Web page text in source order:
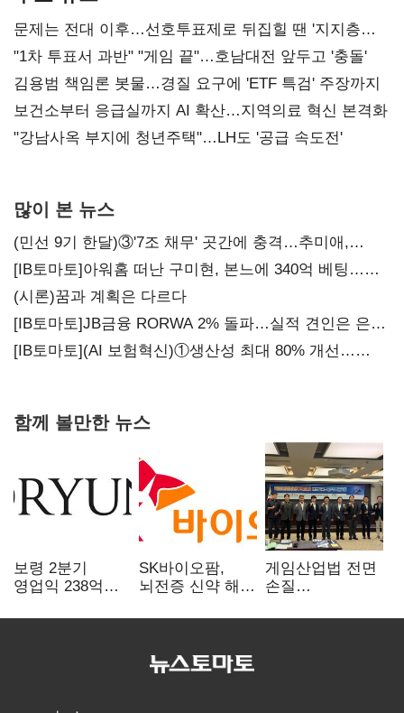
문제는 전대 이후…선호투표제로 뒤집힐 땐 '지지층
불복'
"1차 투표서 과반" "게임 끝"…호남대전 앞두고 '충돌'
김용범 책임론 봇물…경질 요구에 'ETF 특검' 주장까지
보건소부터 응급실까지 AI 확산…지역의료 혁신 본격화
"강남사옥 부지에 청년주택"…LH도 '공급 속도전'
많이 본 뉴스
(민선 9기 한달)③'7조 채무' 곳간에 충격…추미애,
20년만에 '비상재정' 선언 승부수
[IB토마토]아워홈 떠난 구미현, 본느에 340억 베팅…
가족 지배체제 구축
(시론)꿈과 계획은 다르다
[IB토마토]JB금융 RORWA 2% 돌파…실적 견인은 은행
아닌 캐피탈
[IB토마토](AI 보험혁신)①생산성 최대 80% 개선…
함께 볼만한 뉴스
보령 2분기
영업익 238억…
SK바이오팜,
뇌전증 신약 해외
차세대 신약 개발
게임산업법 전면
손질
규제 걷고